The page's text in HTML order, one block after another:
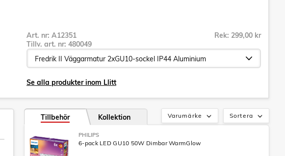
Art. nr: A12351
Tillv. art. nr: 480049
Rek: 299,00 kr
Se alla produkter inom Llitt
Sortera
Varumärke
Tillbehör Kollektion
PHILIPS
6-pack LED GU10 50W Dimbar WarmGlow